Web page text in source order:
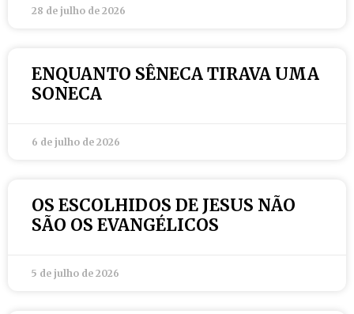
28 de julho de 2026
ENQUANTO SÊNECA TIRAVA UMA
SONECA
6 de julho de 2026
OS ESCOLHIDOS DE JESUS NÃO
SÃO OS EVANGÉLICOS
5 de julho de 2026